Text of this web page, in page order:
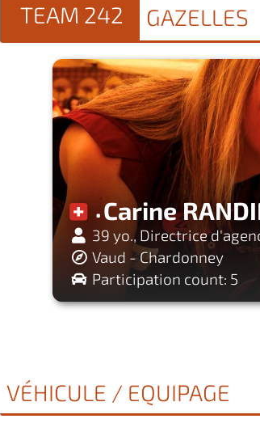
TEAM 242 GAZELLES
Carine
39 yo., Directrice
Vaud - Chardonney
Participation count: 5
VÉHICULE / EQUIPAGE